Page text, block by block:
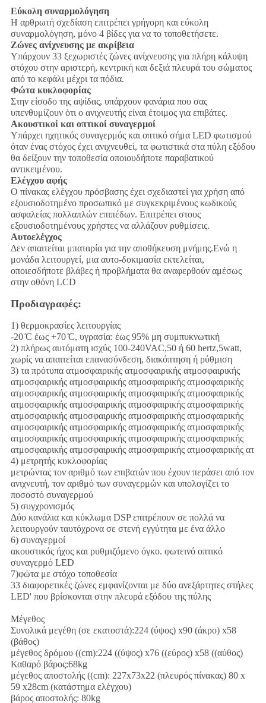
Εύκολη συναρμολόγηση
Η αρθρωτή σχεδίαση επιτρέπει γρήγορη και εύκολη
συναρμολόγηση, μόνο 4 βίδες για να το τοποθετήσετε.
Ζώνες ανίχνευσης με ακρίβεια
Υπάρχουν 33 ξεχωριστές ζώνες ανίχνευσης για πλήρη κάλυψη
στόχου στην αριστερή, κεντρική και δεξιά πλευρά του σώματος
από το κεφάλι μέχρι τα πόδια.
Φώτα κυκλοφορίας
Στην είσοδο της αψίδας, υπάρχουν φανάρια που σας
υπενθυμίζουν ότι ο ανιχνευτής είναι έτοιμος για επιβάτες.
Ακουστικοί και οπτικοί συναγερμοί
Υπάρχει ηχητικός συναγερμός και οπτικό σήμα LED φωτισμού
όταν ένας στόχος έχει ανιχνευθεί, τα φωτιστικά στα πύλη εξόδου
θα δείξουν την τοποθεσία οποιουδήποτε παραβατικού
αντικειμένου.
Ελέγχου αφής
Ο πίνακας ελέγχου πρόσβασης έχει σχεδιαστεί για χρήση από
εξουσιοδοτημένο προσωπικό με συγκεκριμένους κωδικούς
ασφαλείας πολλαπλών επιπέδων. Επιτρέπει στους
εξουσιοδοτημένους χρήστες να αλλάζουν ρυθμίσεις.
Αυτοελέγχος
Δεν απαιτείται μπαταρία για την αποθήκευση μνήμης.Ενώ η
μονάδα λειτουργεί, μια αυτο-δοκιμασία εκτελείται,
οποιεσδήποτε βλάβες ή προβλήματα θα αναφερθούν αμέσως
στην οθόνη LCD
Προδιαγραφές:
1) θερμοκρασίες λειτουργίας
-20 ̊C έως +70 ̊C, υγρασία: έως 95% μη συμπυκνωτική
2) πλήρως αυτόματη ισχύς 100-240VAC,50 ή 60 hertz,5watt,
χωρίς να απαιτείται επανασύνδεση, διακόπτηση ή ρύθμιση
3) τα πρότυπα ατμοσφαιρικής ατμοσφαιρικής ατμοσφαιρικής
ατμοσφαιρικής ατμοσφαιρικής ατμοσφαιρικής ατμοσφαιρικής
ατμοσφαιρικής ατμοσφαιρικής ατμοσφαιρικής ατμοσφαιρικής
ατμοσφαιρικής ατμοσφαιρικής ατμοσφαιρικής ατμοσφαιρικής
ατμοσφαιρικής ατμοσφαιρικής ατμοσφαιρικής ατμοσφαιρικής
ατμοσφαιρικής ατμοσφαιρικής ατμοσφαιρικής ατμοσφαιρικής
ατμοσφαιρικής ατμοσφαιρικής ατμοσφαιρικής ατμοσφαιρικής
ατμοσφαιρικής ατμοσφαιρικής ατμοσφαιρικής ατμοσφαιρικής ατ
4) μετρητής κυκλοφορίας
μετρώντας τον αριθμό των επιβατών που έχουν περάσει από τον
ανιχνευτή, τον αριθμό των συναγερμών και υπολογίζει το
ποσοστό συναγερμού
5) συγχρονισμός
Δύο κανάλια και κύκλωμα DSP επιτρέπουν σε πολλά να
λειτουργούν ταυτόχρονα σε στενή εγγύτητα με ένα άλλο
6) συναγερμοί
ακουστικός ήχος και ρυθμιζόμενο όγκο. φωτεινό οπτικό
συναγερμό LED
7)φώτα με στόχο τοποθεσία
33 διαφορετικές ζώνες εμφανίζονται με δύο ανεξάρτητες στήλες
LED' που βρίσκονται στην πλευρά εξόδου της πύλης
Μέγεθος
Συνολικά μεγέθη (σε εκατοστά):224 (ύψος) x90 (άκρο) x58
(βάθος)
μέγεθος δρόμου ((cm):224 ((ύψος) x76 ((εύρος) x58 ((αύθος)
Καθαρό βάρος:68kg
μέγεθος αποστολής ((cm): 227x73x22 (πλευρός πίνακας) 80 x
59 x28cm (κατάστημα ελέγχου)
βάρος αποστολής: 80kg